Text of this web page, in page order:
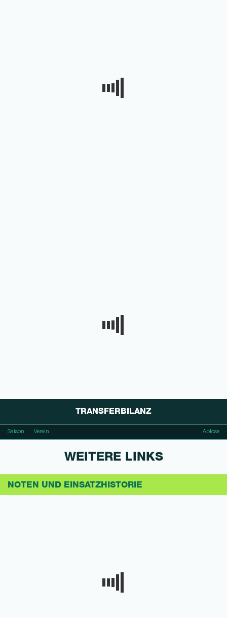
TRANSFERBILANZ
Saison Verein Ablöse
WEITERE LINKS
NOTEN UND EINSATZHISTORIE